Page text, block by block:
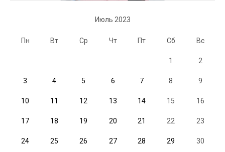
Июль 2023
Пн Вт Ср Чт Пт Сб Вс
1 2
3 4 5 6 7 8 9
10 11 12 13 14 15 16
17 18 19 20 21 22 23
24 25 26 27 28 29 30